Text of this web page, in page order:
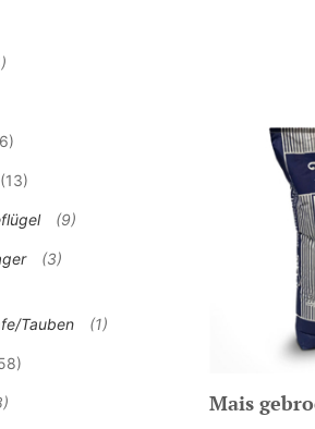
(13)
(9)
(3)
Tauben
(1)
Mais